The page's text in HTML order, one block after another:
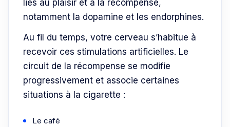
liés au plaisir et à la récompense,
notamment la dopamine et les endorphines.
Au fil du temps, votre cerveau s’habitue à
recevoir ces stimulations artificielles. Le
circuit de la récompense se modifie
progressivement et associe certaines
situations à la cigarette :
Le café